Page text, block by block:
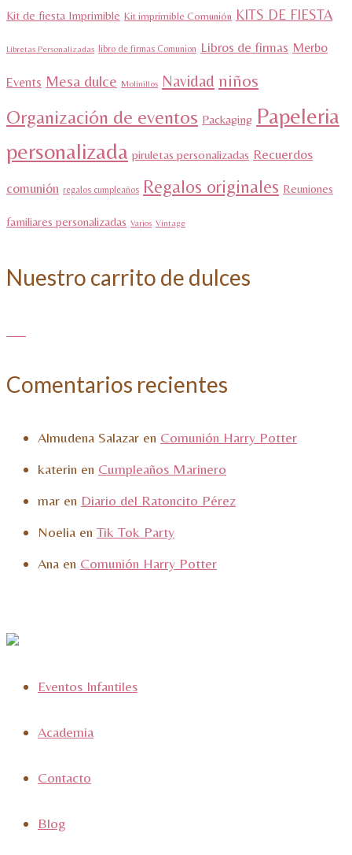
Kit de fiesta Imprimible Kit imprimible Comunión KITS DE FIESTA
Libretas Personalizadas libro de firmas Comunion Libros de firmas Merbo
Events Mesa dulce Molinillos Navidad niños
Organización de eventos Packaging Papeleria
personalizada piruletas personalizadas Recuerdos
comunión regalos cumpleaños Regalos originales Reuniones
familiares personalizadas Varios Vintage
Nuestro carrito de dulces
Comentarios recientes
Almudena Salazar en Comunión Harry Potter
katerin en Cumpleaños Marinero
mar en Diario del Ratoncito Pérez
Noelia en Tik Tok Party
Ana en Comunión Harry Potter
Eventos Infantiles
Academia
Contacto
Blog